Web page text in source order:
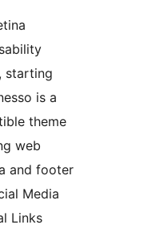
starting
is a
theme
web
and footer
Media
Links